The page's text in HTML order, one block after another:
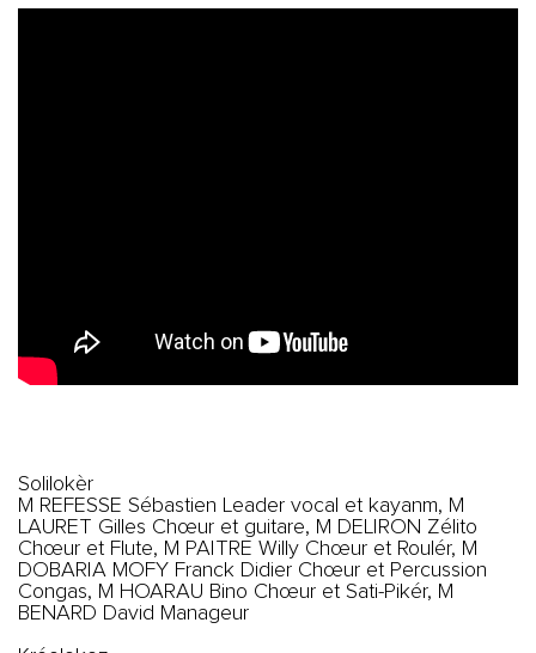
Solilokèr
M REFESSE Sébastien Leader vocal et kayanm, M
LAURET Gilles Chœur et guitare, M DELIRON Zélito
Chœur et Flute, M PAITRE Willy Chœur et Roulér, M
DOBARIA MOFY Franck Didier Chœur et Percussion
Congas, M HOARAU Bino Chœur et Sati-Pikér, M
BENARD David Manageur